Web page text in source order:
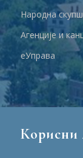
Народна
Агенције и
еУправа
Корисни